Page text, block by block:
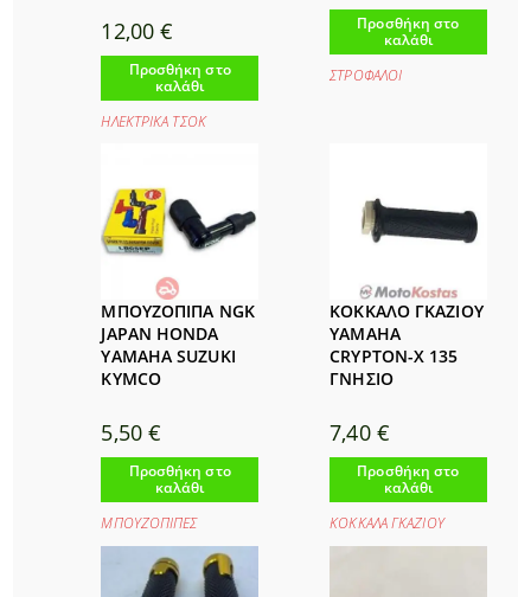
12,00€
Προσθήκη στο
καλάθι
ΗΛΕΚΤΡΙΚΑ ΤΣΟΚ
Προσθήκη στο
καλάθι
ΣΤΡΟΦΑΛΟΙ
ΜΠΟΥΖΟΠΙΠΑ NGK
JAPAN HONDA
YAMAHA SUZUKI
KYMCO
5,50 €
Προσθήκη στο
καλάθι
ΜΠΟΥΖΟΠΙΠΕΣ
ΚΟΚΚΑΛΟ ΓΚΑΖΙΟΥ
YAMAHA
CRYPTON-X 135
ΓΝΗΣΙΟ
7,40 €
Προσθήκη στο
καλάθι
ΚΟΚΚΑΛΑ ΓΚΑΖΙΟΥ